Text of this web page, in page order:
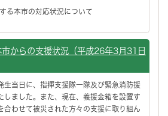
る本市の対応状況について
からの支援状況（平成26年3月31日
生当日に、指揮支援隊一隊及び緊急消防援
しました。また、現在、義援金箱を設置す
合わせて被災された方々の支援に取り組ん